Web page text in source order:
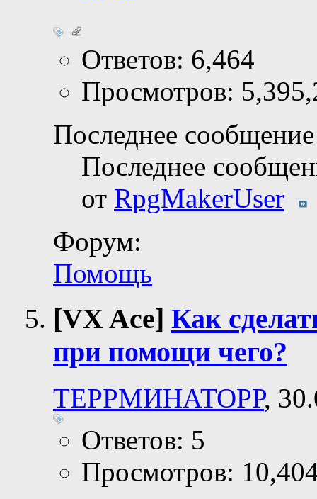
Ответов: 6,464
Просмотров:
Последнее
Последнее
от RpgMakerUser
Форум:
Помощь
[VX Ace] Как
при помощи чего?
ТЕРРМИНАТОРР,
Ответов: 5
Просмотров: